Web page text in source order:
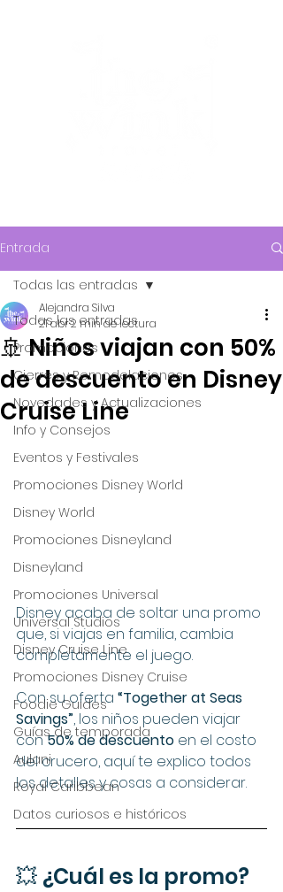
Entrada
Todas las entradas
Promociones
Cierres y Remodelaciones
Novedades y Actualizaciones
Info y Consejos
Eventos y Festivales
Promociones Disney World
Disney World
Promociones Disneyland
Disneyland
Promociones Universal
Universal Studios
Disney Cruise Line
Promociones Disney Cruise
Foodie Guides
Guías de temporada
Aulani
Royal Caribbean
Datos curiosos e históricos
Todas las entradas
🚢 Niños viajan con 50%
de descuento en Disney
Cruise Line
Alejandra Silva
21 abr2 min de lectura
Disney acaba de soltar una promo
que, si viajas en familia, cambia
completamente el juego.
Con su oferta “Together at Seas
Savings”, los niños pueden viajar
con 50% de descuento en el costo
del crucero, aquí te explico todos
los detalles y cosas a considerar.
💥 ¿Cuál es la promo?